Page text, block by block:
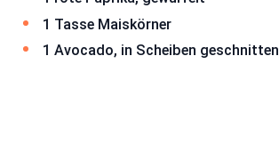
1 Tasse Maiskörner
1 Avocado, in Scheiben geschnitten